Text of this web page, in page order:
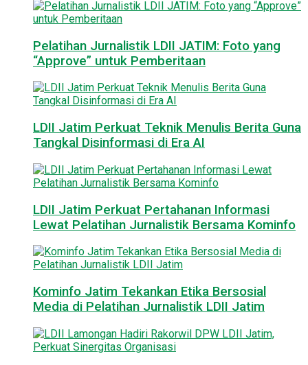
Pelatihan Jurnalistik LDII JATIM: Foto yang
“Approve” untuk Pemberitaan
LDII Jatim Perkuat Teknik Menulis Berita Guna
Tangkal Disinformasi di Era AI
LDII Jatim Perkuat Pertahanan Informasi
Lewat Pelatihan Jurnalistik Bersama Kominfo
Kominfo Jatim Tekankan Etika Bersosial
Media di Pelatihan Jurnalistik LDII Jatim